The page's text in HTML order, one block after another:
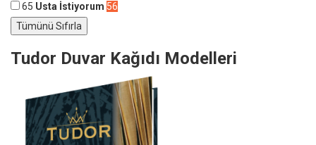
65 Usta İstiyorum 56
Tudor Duvar Kağıdı Modelleri